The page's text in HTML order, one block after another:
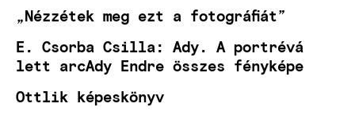
„Nézzétek meg ezt a fotográfiát”
E. Csorba Csilla: Ady. A portrévá
lett arcAdy Endre összes fényképe
Ottlik képeskönyv